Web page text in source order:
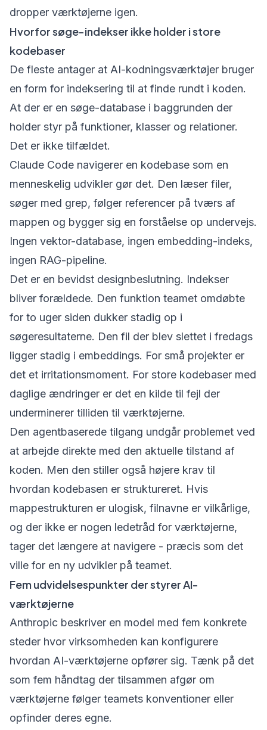
dropper værktøjerne igen.
Hvorfor søge-indekser ikke holder i store
kodebaser
De fleste antager at AI-kodningsværktøjer bruger
en form for indeksering til at finde rundt i koden.
At der er en søge-database i baggrunden der
holder styr på funktioner, klasser og relationer.
Det er ikke tilfældet.
Claude Code navigerer en kodebase som en
menneskelig udvikler gør det. Den læser filer,
søger med grep, følger referencer på tværs af
mappen og bygger sig en forståelse op undervejs.
Ingen vektor-database, ingen embedding-indeks,
ingen RAG-pipeline.
Det er en bevidst designbeslutning. Indekser
bliver forældede. Den funktion teamet omdøbte
for to uger siden dukker stadig op i
søgeresultaterne. Den fil der blev slettet i fredags
ligger stadig i embeddings. For små projekter er
det et irritationsmoment. For store kodebaser med
daglige ændringer er det en kilde til fejl der
underminerer tilliden til værktøjerne.
Den agentbaserede tilgang undgår problemet ved
at arbejde direkte med den aktuelle tilstand af
koden. Men den stiller også højere krav til
hvordan kodebasen er struktureret. Hvis
mappestrukturen er ulogisk, filnavne er vilkårlige,
og der ikke er nogen ledetråd for værktøjerne,
tager det længere at navigere - præcis som det
ville for en ny udvikler på teamet.
Fem udvidelsespunkter der styrer AI-
værktøjerne
Anthropic beskriver en model med fem konkrete
steder hvor virksomheden kan konfigurere
hvordan AI-værktøjerne opfører sig. Tænk på det
som fem håndtag der tilsammen afgør om
værktøjerne følger teamets konventioner eller
opfinder deres egne.